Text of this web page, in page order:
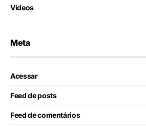
Vídeos
Meta
Acessar
Feed de posts
Feed de comentários